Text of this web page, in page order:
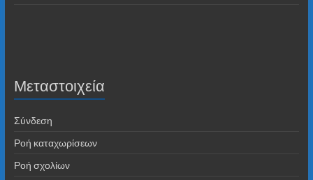
Μεταστοιχεία
Σύνδεση
Ροή καταχωρίσεων
Ροή σχολίων